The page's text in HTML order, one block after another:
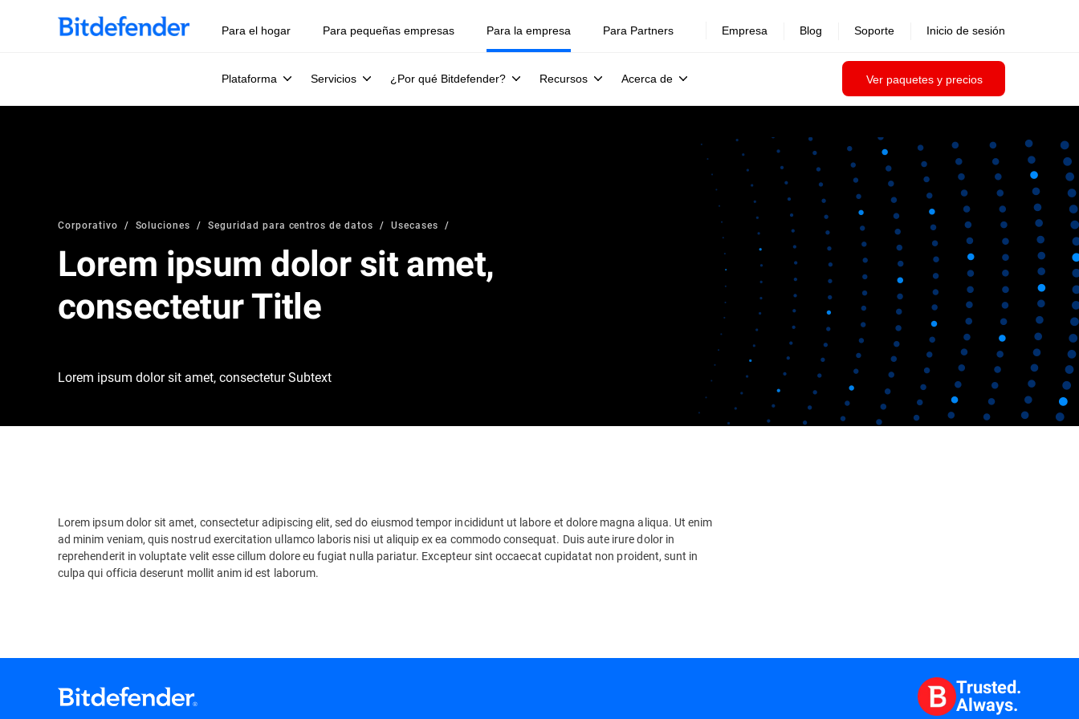
Para el hogar Para pequeñas empresas Para la empresa
Plataforma Servicios ¿Por qué Bitdefender? Recursos Acerca de Ver paquetes y precios
Para Partners Empresa Blog Soporte Inicio de sesión
Corporativo Soluciones Seguridad para centros de datos Usecases
Lorem ipsum dolor sit amet,
consectetur Title
Lorem ipsum dolor sit amet, consectetur Subtext
Lorem ipsum dolor sit amet, consectetur adipiscing elit, sed do eiusmod tempor incididunt ut labore et dolore magna aliqua. Ut enim
ad minim veniam, quis nostrud exercitation ullamco laboris nisi ut aliquip ex ea commodo consequat. Duis aute irure dolor in
reprehenderit in voluptate velit esse cillum dolore eu fugiat nulla pariatur. Excepteur sint occaecat cupidatat non proident, sunt in
culpa qui officia deserunt mollit anim id est laborum.
Trusted.
Always.